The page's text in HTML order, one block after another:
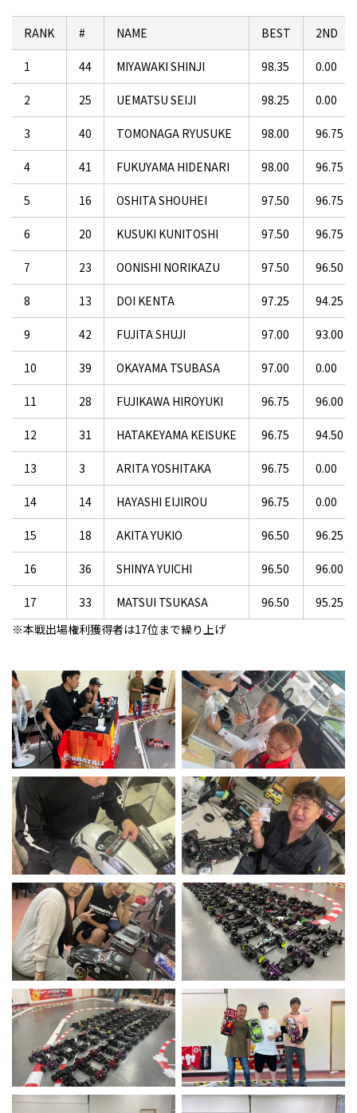
RANK # NAME BEST 2ND
1 44 MIYAWAKI SHINJI 98.35 0.00
2 25 UEMATSU SEIJI 98.25 0.00
3 40 TOMONAGA RYUSUKE 98.00 96.75
4 41 FUKUYAMA HIDENARI 98.00 96.75
5 16 OSHITA SHOUHEI 97.50 96.75
6 20 KUSUKI KUNITOSHI 97.50 96.75
7 23 OONISHI NORIKAZU 97.50 96.50
8 13 DOI KENTA 97.25 94.25
9 42 FUJITA SHUJI 97.00 93.00
10 39 OKAYAMA TSUBASA 97.00 0.00
11 28 FUJIKAWA HIROYUKI 96.75 96.00
12 31 HATAKEYAMA KEISUKE 96.75 94.50
13 3 ARITA YOSHITAKA 96.75 0.00
14 14 HAYASHI EIJIROU 96.75 0.00
15 18 AKITA YUKIO 96.50 96.25
16 36 SHINYA YUICHI 96.50 96.00
17 33 MATSUI TSUKASA 96.50
95.25
※本戦出場権利獲得者は17位まで繰り上げ